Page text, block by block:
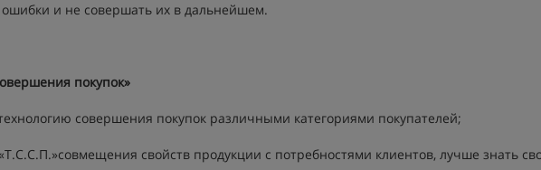
ошибки и не совершать их в дальнейшем.
покупок»
совершения покупок различными категориями покупателей;
свойств продукции с потребностями клиентов, лучше знать